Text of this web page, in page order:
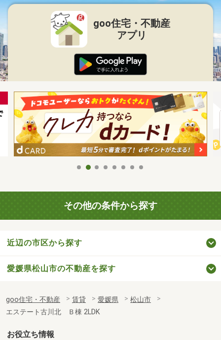
goo住宅・不動産
アプリ
その他の条件から探す
近辺の市区から探す
愛媛県松山市の不動産を探す
goo住宅・不動産 賃貸 愛媛県
松山市
エステート古川北 Ｂ棟 2LDK
お役立ち情報